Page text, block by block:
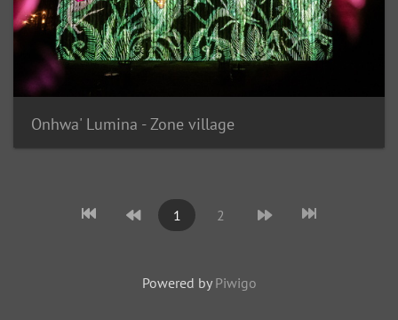
Onhwa' Lumina - Zone village
1 2
Powered by Piwigo